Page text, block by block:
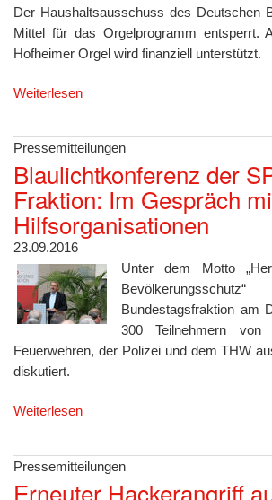
Der Haushaltsausschuss des Deutschen
Mittel für das Orgelprogramm entsperrt.
Hofheimer Orgel wird finanziell unterstützt.
Weiterlesen
Pressemitteilungen
Blaulichtkonferenz der
Fraktion: Im Gespräch
Hilfsorganisationen
23.09.2016
Unter dem Motto
Bundestagsfraktion am
300 Teilnehmern von
Feuerwehren, der Polizei und dem THW
diskutiert.
Weiterlesen
Pressemitteilungen
Erneuter Hackerangriff